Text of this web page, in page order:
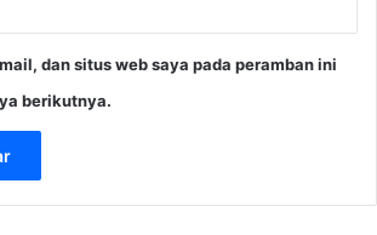
dan situs web saya pada peramban ini
berikutnya.